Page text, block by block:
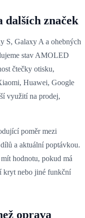
dalších značek
S, Galaxy A a ohebných
stav AMOLED
čtečky otisku,
Huawei, Google
využití na prodej,
poměr mezi
a aktuální poptávkou.
hodnotu, pokud má
kryt nebo jiné funkční
oprava